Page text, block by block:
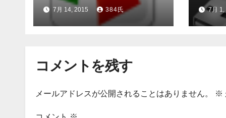
7月 14, 2015 384氏
メモ
【7月
コメントを残す
メールアドレスが公開されることはありません。 ※